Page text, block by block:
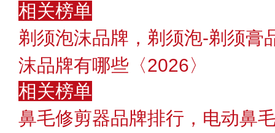
相关榜单
剃须泡沫品牌，剃须泡-剃须膏
沫品牌有哪些〈2026〉
相关榜单
鼻毛修剪器品牌排行，电动鼻